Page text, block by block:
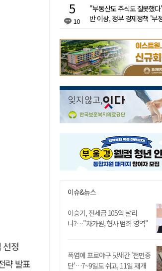
선정
략 발표
10
"부동산도 주식도 잘못했
반 이상, 정부 경제정책 '부
이슈&뉴스
이승기, 전세금 105억 날리
나?…"차가원, 형사 범죄 영역"
폭염에 프로야구 닷새간 '전면중
단'…7~9일도 쉬고, 11일 재개